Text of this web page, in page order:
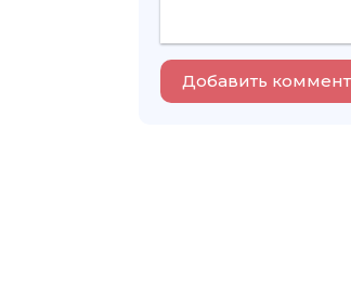
43
Добавить